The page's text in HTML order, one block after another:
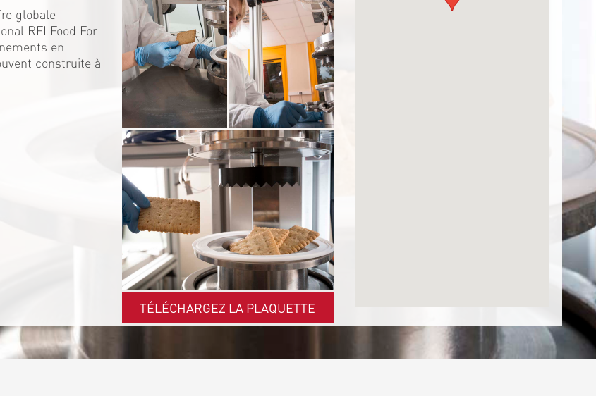
globale
RFI Food For
en
construite à
TÉLÉCHARGEZ LA PLAQUETTE